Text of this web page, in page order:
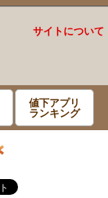
サイトについて
値下アプリ
ランキング